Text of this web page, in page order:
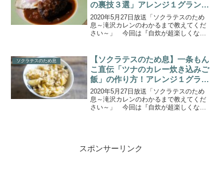
の裏技３選」アレンジ１グランプ
リ！(2020.5.27)
2020年5月27日放送「ソクラテスのため
息～滝沢カレンのわかるまで教えてくだ
さい～」 今回は『自炊が超楽しくな
技編！こちらではゆーママこと松本有美
さん直伝「高級店の味に...
ソクラテスのため息
【ソクラテスのため息】一条もん
こ直伝「ツナのカレー炊き込みご
飯」の作り方！アレンジ１グラン
プリ！(2020.5.27)
2020年5月27日放送「ソクラテスのため
息～滝沢カレンのわかるまで教えてくだ
さい～」 今回は『自炊が超楽しくな
スポンサーリンク